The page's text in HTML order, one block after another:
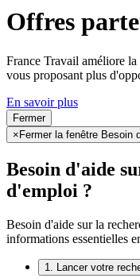
Offres
France Travail améliore
vous proposant plus
En savoir plus
Fermer
×Fermer la fenêtre Besoin
Besoin d'aide
d'emploi ?
Besoin d'aide sur la
informations essentielles
1. Lancer votre